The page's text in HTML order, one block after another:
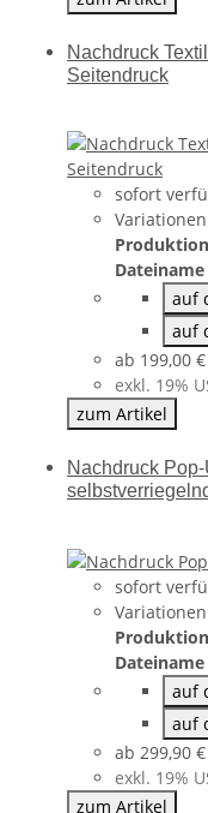
Nachdruck
Seitendruck
sofort
Dateiname
auf
auf
ab 199,00 €
exkl. 19%
zum Artikel
Nachdruck
sofort
Dateiname
auf
auf
ab 299,90 €
exkl. 19%
zum Artikel